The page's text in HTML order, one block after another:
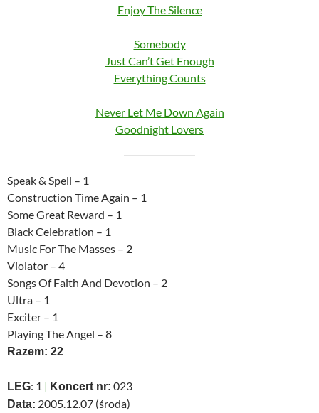
Enjoy The Silence
Somebody
Just Can’t Get Enough
Everything Counts
Never Let Me Down Again
Goodnight Lovers
Speak & Spell – 1
Construction Time Again – 1
Some Great Reward – 1
Black Celebration – 1
Music For The Masses – 2
Violator – 4
Songs Of Faith And Devotion – 2
Ultra – 1
Exciter – 1
Playing The Angel – 8
Razem: 22
LEG: 1 | Koncert nr: 023
Data: 2005.12.07 (środa)